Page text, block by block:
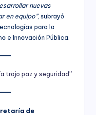
nuevas
en equipo”, subrayó
para la
e Innovación Pública.
trajo paz y seguridad”
de